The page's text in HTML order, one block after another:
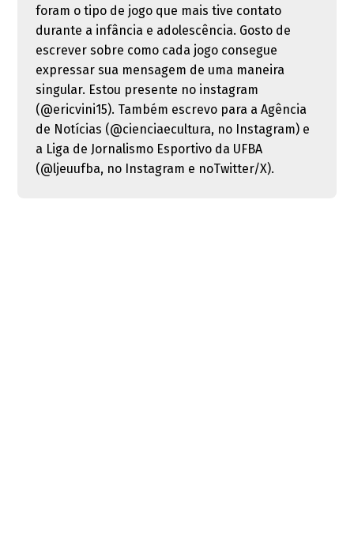
foram o tipo de jogo que mais tive contato
durante a infância e adolescência. Gosto de
escrever sobre como cada jogo consegue
expressar sua mensagem de uma maneira
singular. Estou presente no instagram
(@ericvini15). Também escrevo para a Agência
de Notícias (@cienciaecultura, no Instagram) e
a Liga de Jornalismo Esportivo da UFBA
(@ljeuufba, no Instagram e noTwitter/X).